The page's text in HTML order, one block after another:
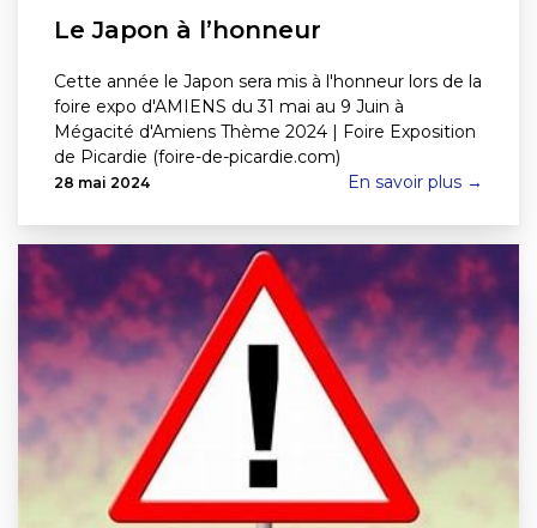
Le Japon à l’honneur
Cette année le Japon sera mis à l'honneur lors de la
foire expo d'AMIENS du 31 mai au 9 Juin à
Mégacité d'Amiens Thème 2024 | Foire Exposition
de Picardie (foire-de-picardie.com)
28 mai 2024 En savoir plus →